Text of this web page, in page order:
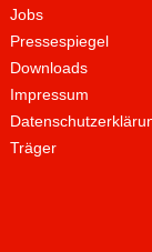
Jobs
Pressespiegel
Downloads
Impressum
Träger